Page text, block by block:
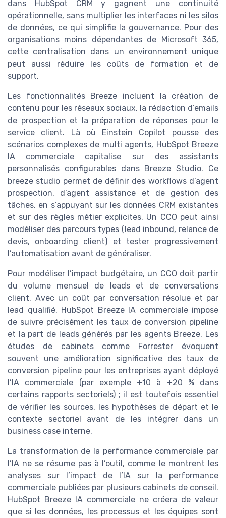
dans HubSpot CRM y gagnent une continuité
opérationnelle, sans multiplier les interfaces ni les silos
de données, ce qui simplifie la gouvernance. Pour des
organisations moins dépendantes de Microsoft 365,
cette centralisation dans un environnement unique
peut aussi réduire les coûts de formation et de
support.
Les fonctionnalités Breeze incluent la création de
contenu pour les réseaux sociaux, la rédaction d’emails
de prospection et la préparation de réponses pour le
service client. Là où Einstein Copilot pousse des
scénarios complexes de multi agents, HubSpot Breeze
IA commerciale capitalise sur des assistants
personnalisés configurables dans Breeze Studio. Ce
breeze studio permet de définir des workflows d’agent
prospection, d’agent assistance et de gestion des
tâches, en s’appuyant sur les données CRM existantes
et sur des règles métier explicites. Un CCO peut ainsi
modéliser des parcours types (lead inbound, relance de
devis, onboarding client) et tester progressivement
l’automatisation avant de généraliser.
Pour modéliser l’impact budgétaire, un CCO doit partir
du volume mensuel de leads et de conversations
client. Avec un coût par conversation résolue et par
lead qualifié, HubSpot Breeze IA commerciale impose
de suivre précisément les taux de conversion pipeline
et la part de leads générés par les agents Breeze. Les
études de cabinets comme Forrester évoquent
souvent une amélioration significative des taux de
conversion pipeline pour les entreprises ayant déployé
l’IA commerciale (par exemple +10 à +20 % dans
certains rapports sectoriels) ; il est toutefois essentiel
de vérifier les sources, les hypothèses de départ et le
contexte sectoriel avant de les intégrer dans un
business case interne.
La transformation de la performance commerciale par
l’IA ne se résume pas à l’outil, comme le montrent les
analyses sur l’impact de l’IA sur la performance
commerciale publiées par plusieurs cabinets de conseil.
HubSpot Breeze IA commerciale ne créera de valeur
que si les données, les processus et les équipes sont